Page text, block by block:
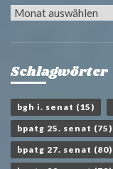
Archiv
Schlagwörter
bgh i. senat (15)
bpatg 25. senat (75)
bpatg 27. senat (80)